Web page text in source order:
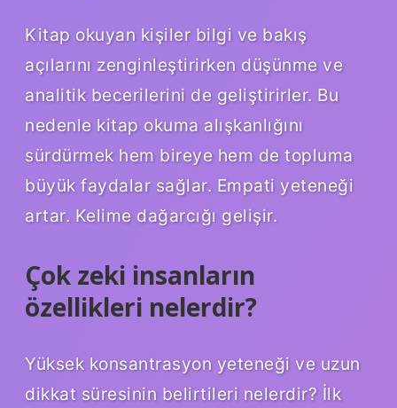
Kitap okuyan kişiler bilgi ve bakış
açılarını zenginleştirirken düşünme ve
analitik becerilerini de geliştirirler. Bu
nedenle kitap okuma alışkanlığını
sürdürmek hem bireye hem de topluma
büyük faydalar sağlar. Empati yeteneği
artar. Kelime dağarcığı gelişir.
Çok zeki insanların
özellikleri nelerdir?
Yüksek konsantrasyon yeteneği ve uzun
dikkat süresinin belirtileri nelerdir? İlk